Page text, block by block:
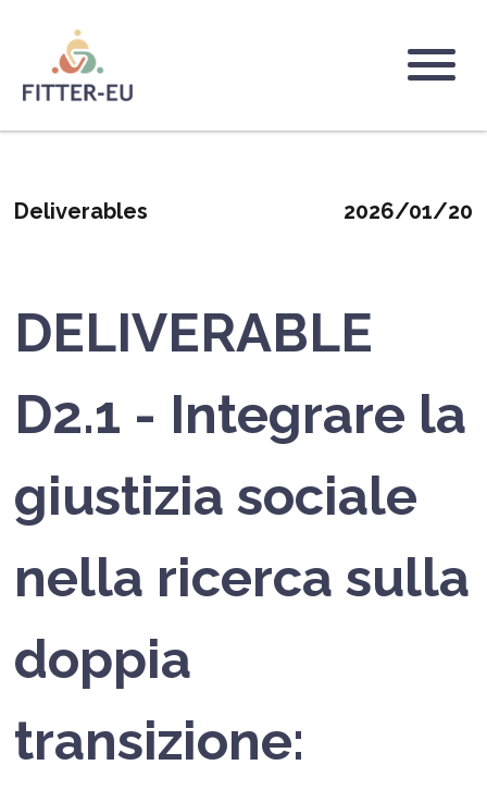
contenuto
principaleLogo
Deliverables 2026/01/20
DELIVERABLE
D2.1 - Integrare la
giustizia sociale
nella ricerca sulla
doppia
transizione: